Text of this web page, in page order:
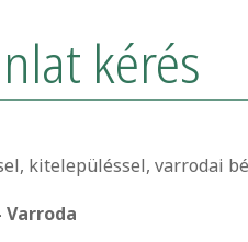
kérés
kitelepüléssel, varrodai
Varroda